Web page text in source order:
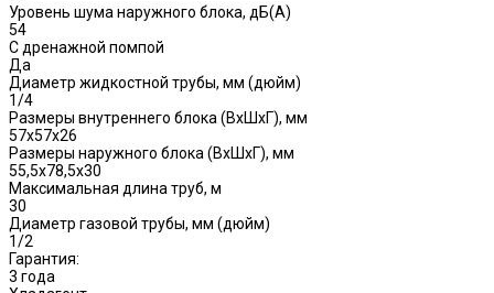
Уровень шума наружного блока, дБ(A)
54
С дренажной помпой
Да
Диаметр жидкостной трубы, мм (дюйм)
1/4
Размеры внутреннего блока (ВхШхГ), мм
57x57x26
Размеры наружного блока (ВхШхГ), мм
55,5x78,5x30
Максимальная длина труб, м
30
Диаметр газовой трубы, мм (дюйм)
1/2
Гарантия:
3 года